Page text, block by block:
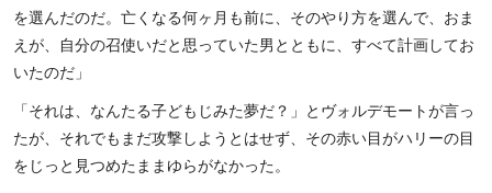
を選んだのだ。亡くなる何ヶ月も前に、そのやり方を選んで、おま
えが、自分の召使いだと思っていた男とともに、すべて計画してお
いたのだ」
「それは、なんたる子どもじみた夢だ？」とヴォルデモートが言っ
たが、それでもまだ攻撃しようとはせず、その赤い目がハリーの目
をじっと見つめたままゆらがなかった。